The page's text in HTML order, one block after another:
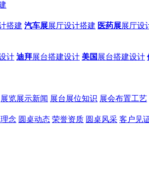
搭建 汽车展展厅设计搭建 医药展展厅设
计 迪拜展台搭建设计 美国 展台搭建设计
展览展示新闻 展台展位知识 展会布置工艺
念 圆桌动态 荣誉资质 圆桌风采 客户见